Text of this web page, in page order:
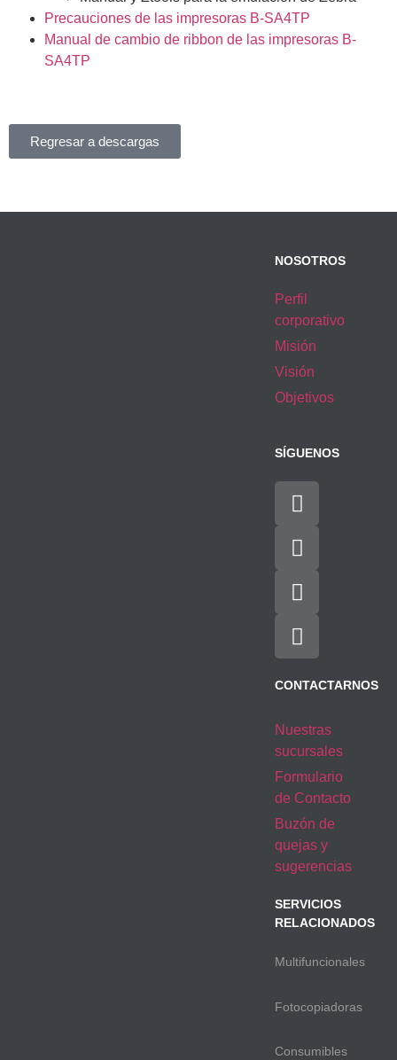
Precauciones de las impresoras B-SA4TP
Manual de cambio de ribbon de las impresoras B-
SA4TP
Regresar a descargas
NOSOTROS
Perfil
corporativo
Misión
Visión
Objetivos
SÍGUENOS
CONTACTARNOS
Nuestras
sucursales
Formulario
de Contacto
Buzón de
quejas y
sugerencias
SERVICIOS
RELACIONADOS
Multifuncionales
Fotocopiadoras
Consumibles